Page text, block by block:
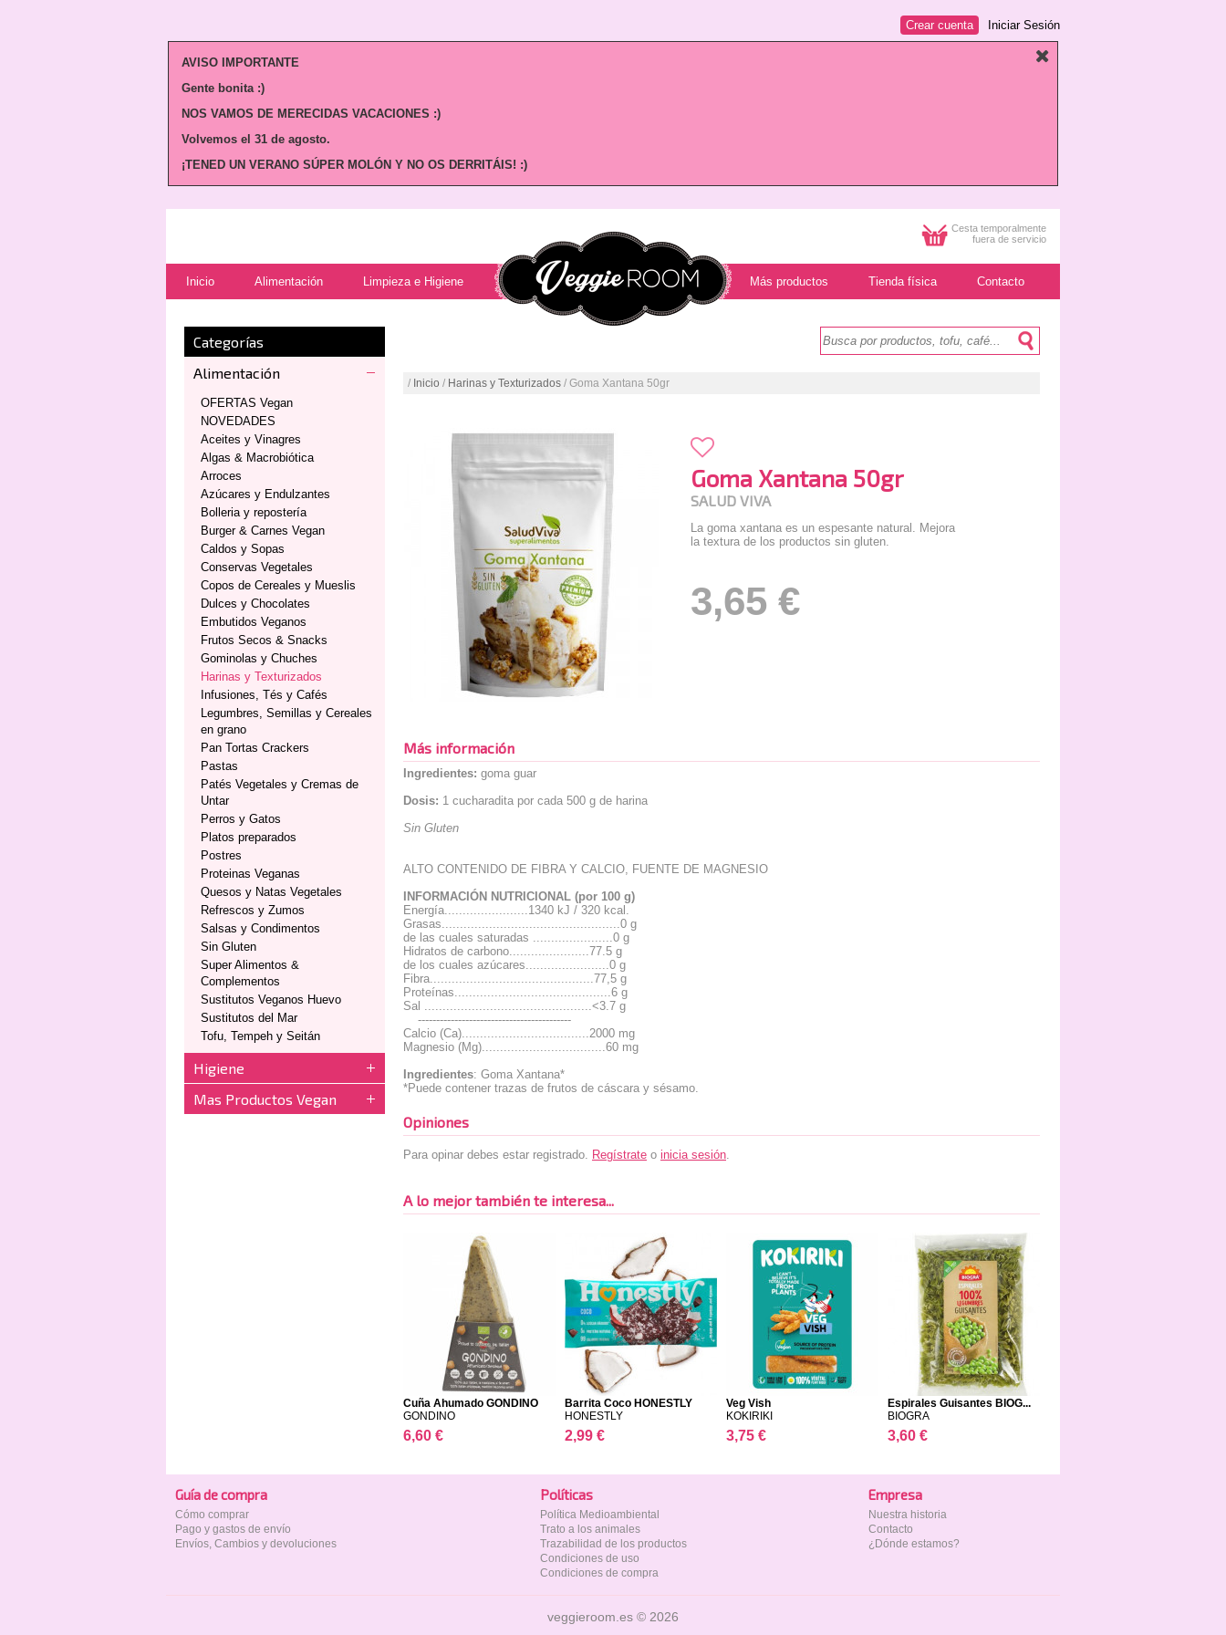
Iniciar Sesión
Crear cuenta
AVISO IMPORTANTE
Gente bonita :)
NOS VAMOS DE MERECIDAS VACACIONES :)
Volvemos el 31 de agosto.
¡TENED UN VERANO SÚPER MOLÓN Y NO OS DERRITÁIS! :)
Cesta temporalmente
fuera de servicio
Inicio Alimentación Limpieza e Higiene Más productos Tienda física Contacto
Categorías
Alimentación
OFERTAS Vegan
NOVEDADES
Aceites y Vinagres
Algas & Macrobiótica
Arroces
Azúcares y Endulzantes
Bolleria y repostería
Burger & Carnes Vegan
Caldos y Sopas
Conservas Vegetales
Copos de Cereales y Mueslis
Dulces y Chocolates
Embutidos Veganos
Frutos Secos & Snacks
Gominolas y Chuches
Harinas y Texturizados
Infusiones, Tés y Cafés
Legumbres, Semillas y Cereales
en grano
Pan Tortas Crackers
Pastas
Patés Vegetales y Cremas de
Untar
Perros y Gatos
Platos preparados
Postres
Proteinas Veganas
Quesos y Natas Vegetales
Refrescos y Zumos
Salsas y Condimentos
Sin Gluten
Super Alimentos &
Complementos
Sustitutos Veganos Huevo
Sustitutos del Mar
Tofu, Tempeh y Seitán
Higiene
Mas Productos Vegan
/ Inicio / Harinas y Texturizados / Goma Xantana 50gr
Goma Xantana 50gr
SALUD VIVA
La goma xantana es un espesante natural. Mejora
la textura de los productos sin gluten.
3,65 €
Más información
Ingredientes: goma guar
Dosis: 1 cucharadita por cada 500 g de harina
Sin Gluten
ALTO CONTENIDO DE FIBRA Y CALCIO, FUENTE DE MAGNESIO
INFORMACIÓN NUTRICIONAL (por 100 g)
Energía.......................1340 kJ / 320 kcal.
Grasas.................................................0 g
de las cuales saturadas ......................0 g
Hidratos de carbono......................77.5 g
de los cuales azúcares.......................0 g
Fibra.............................................77,5 g
Proteínas...........................................6 g
Sal ..............................................<3.7 g
------------------------------------------
Calcio (Ca)...................................2000 mg
Magnesio (Mg)..................................60 mg
Ingredientes: Goma Xantana*
*Puede contener trazas de frutos de cáscara y sésamo.
Opiniones
Para opinar debes estar registrado. Regístrate o inicia sesión.
A lo mejor también te interesa...
Cuña Ahumado GONDINO
GONDINO
6,60 €
Barrita Coco HONESTLY
HONESTLY
2,99 €
Veg Vish
KOKIRIKI
3,75 €
Espirales Guisantes BIOG...
BIOGRA
3,60 €
Guía de compra
Cómo comprar
Pago y gastos de envío
Envíos, Cambios y devoluciones
Polí­ticas
Política Medioambiental
Trato a los animales
Trazabilidad de los productos
Condiciones de uso
Condiciones de compra
Empresa
Nuestra historia
Contacto
¿Dónde estamos?
veggieroom.es © 2026